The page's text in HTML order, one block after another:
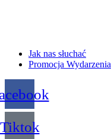
Jak nas słuchać
Promocja Wydarzenia
Tiktok